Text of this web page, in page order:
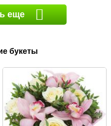
еще
букеты